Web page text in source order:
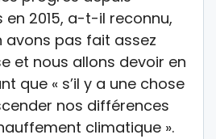
en 2015, a-t-il reconnu,
avons pas fait assez
et nous allons devoir en
que « s’il y a une chose
nos différences
climatique ».